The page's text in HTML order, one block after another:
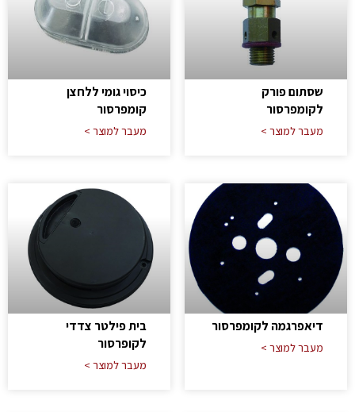
שסתום פורק
לקומפרסור
מעבר למוצר >
כיסוי גומי ללחצן
קומפרסור
מעבר למוצר >
דיאפרגמה לקומפרסור
מעבר למוצר >
בית פילטר צדדי
לקופרסור
מעבר למוצר >